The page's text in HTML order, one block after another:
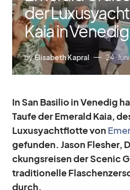
der
Kaia in Venedig
byElisabeth Kapral 24.
In San Ba­si­lio in Ve­ne­dig
Taufe der Emer­ald Kaia,
Lu­xus­yacht­flotte von
ge­fun­den. Ja­son Fle­sher,
ckungs­rei­sen der Scenic
tra­di­tio­nelle
durch.